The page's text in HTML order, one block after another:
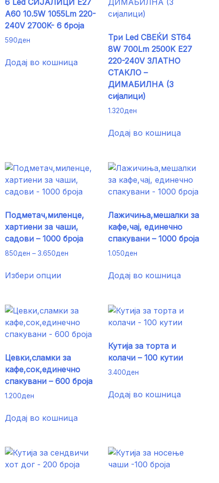
6 Led СИЈАЛИЦИ E27
A60 10.5W 1055Lm 220-
240V 2700K- 6 броја
590ден
Додај во кошница
Три Led СВЕЌИ ST64
8W 700Lm 2500K E27
220-240V ЗЛАТНО
СТАКЛО –
ДИМАБИЛНА (3
сијалици)
1.320ден
Додај во кошница
Подметач,миленце,
хартиени за чаши,
садови – 1000 броја
850ден – 3.650ден
Избери опции
variants.
The
options
be
chosen
on
page
Лажичиња,мешалки за
кафе,чај, единечно
спакувани – 1000 броја
1.050ден
Додај во кошница
Цевки,сламки за
кафе,сок,единечно
спакувани – 600 броја
1.200ден
Додај во кошница
Кутија за торта и
колачи – 100 кутии
3.400ден
Додај во кошница